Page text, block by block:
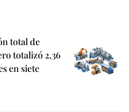
total de
totalizó 2,36
en siete